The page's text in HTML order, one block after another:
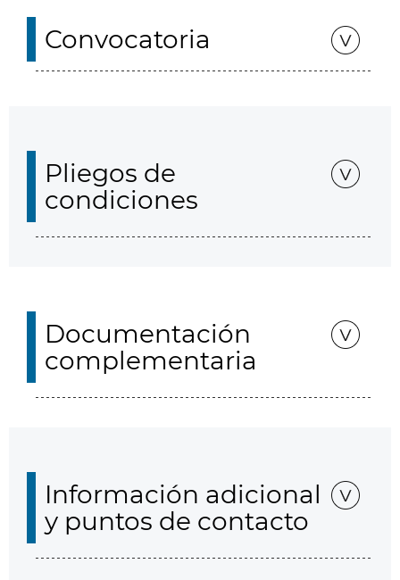
Convocatoria
Pliegos de
condiciones
Documentación
complementaria
Información adicional
y puntos de contacto